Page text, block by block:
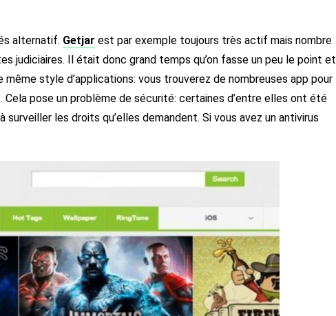
alternatif. Getjar est par exemple toujours très actif mais nombre
judiciaires. Il était donc grand temps qu’on fasse un peu le point et
même style d’applications: vous trouverez de nombreuses app pour
pose un problème de sécurité: certaines d’entre elles ont été
les droits qu’elles demandent. Si vous avez un antivirus